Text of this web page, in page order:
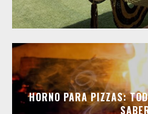
HORNO PARA PIZZAS: